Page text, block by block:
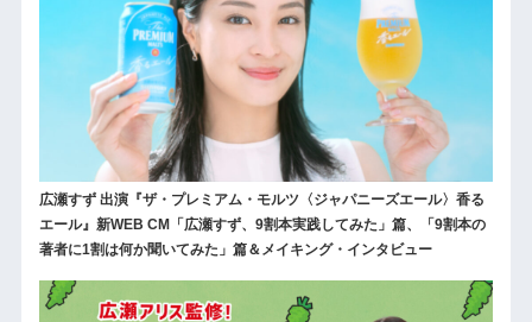
広瀬すず 出演『ザ・プレミアム・モルツ〈ジャパニーズエール〉香る
エール』新WEB CM「広瀬すず、9割本実践してみた」篇、「9割本の
著者に1割は何か聞いてみた」篇＆メイキング・インタビュー